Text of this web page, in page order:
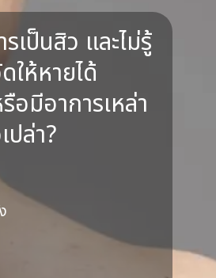
เป็นสิว และไม่รู้
ให้หายได้
อมีอาการเหล่า
ล่า?